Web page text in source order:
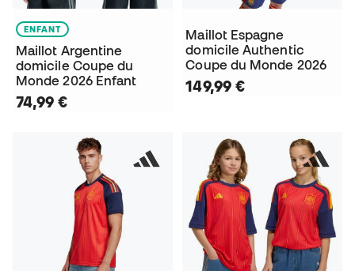
ENFANT
Maillot Argentine
domicile Coupe du
Monde 2026 Enfant
74,99 €
Maillot Espagne
domicile Authentic
Coupe du Monde 2026
149,99 €